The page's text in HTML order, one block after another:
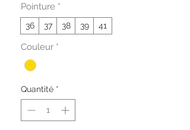
Pointure *
36 37 38 39 41
Couleur *
Quantité *